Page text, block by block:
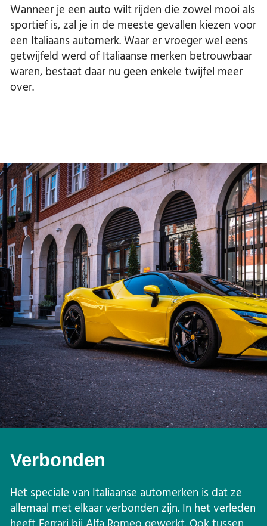
Wanneer je een auto wilt rijden die zowel mooi als
sportief is, zal je in de meeste gevallen kiezen voor
een Italiaans automerk. Waar er vroeger wel eens
getwijfeld werd of Italiaanse merken betrouwbaar
waren, bestaat daar nu geen enkele twijfel meer
over.
Verbonden
Het speciale van Italiaanse automerken is dat ze
allemaal met elkaar verbonden zijn. In het verleden